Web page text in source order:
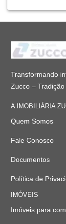
Transformando
Zucco –
A IMOBILIÁRIA
Quem Somos
Fale Conosco
Documentos
Política de
IMÓVEIS
Imóveis para